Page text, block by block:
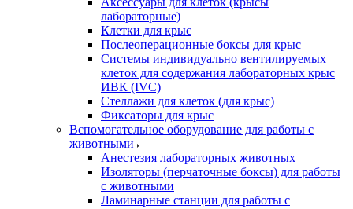
лабораторные)
Клетки для крыс
Послеоперационные боксы для крыс
Системы индивидуально вентилируемых
клеток для содержания лабораторных крыс
ИВК (IVC)
Стеллажи для клеток (для крыс)
Фиксаторы для крыс
Вспомогательное оборудование для работы с
животными
Анестезия лабораторных животных
Изоляторы (перчаточные боксы) для работы
с животными
Ламинарные станции для работы с